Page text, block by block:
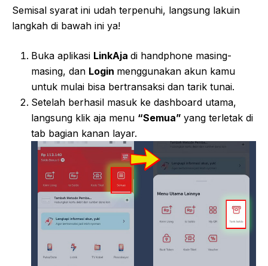
Semisal syarat ini udah terpenuhi, langsung lakuin
langkah di bawah ini ya!
Buka aplikasi LinkAja di handphone masing-
masing, dan Login menggunakan akun kamu
untuk mulai bisa bertransaksi dan tarik tunai.
Setelah berhasil masuk ke dashboard utama,
langsung klik aja menu “Semua” yang terletak di
tab bagian kanan layar.